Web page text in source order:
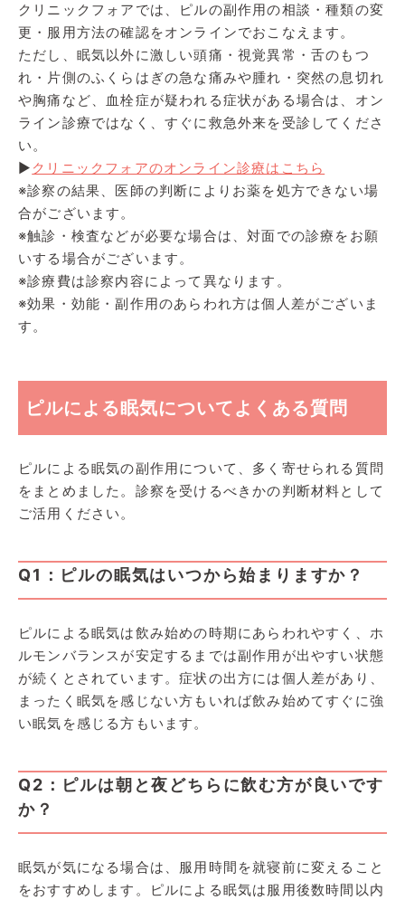
クリニックフォアでは、ピルの副作用の相談・種類の変
更・服用方法の確認をオンラインでおこなえます。
ただし、眠気以外に激しい頭痛・視覚異常・舌のもつ
れ・片側のふくらはぎの急な痛みや腫れ・突然の息切れ
や胸痛など、血栓症が疑われる症状がある場合は、オン
ライン診療ではなく、すぐに救急外来を受診してくださ
い。
▶ クリニックフォアのオンライン診療はこちら
※診察の結果、医師の判断によりお薬を処方できない場
合がございます。
※触診・検査などが必要な場合は、対面での診療をお願
いする場合がございます。
※診療費は診察内容によって異なります。
※効果・効能・副作用のあらわれ方は個人差がございま
す。
ピルによる眠気についてよくある質問
ピルによる眠気の副作用について、多く寄せられる質問
をまとめました。診察を受けるべきかの判断材料として
ご活用ください。
Q1：ピルの眠気はいつから始まりますか？
ピルによる眠気は飲み始めの時期にあらわれやすく、ホ
ルモンバランスが安定するまでは副作用が出やすい状態
が続くとされています。症状の出方には個人差があり、
まったく眠気を感じない方もいれば飲み始めてすぐに強
い眠気を感じる方もいます。
Q2：ピルは朝と夜どちらに飲む方が良いです
か？
眠気が気になる場合は、服用時間を就寝前に変えること
をおすすめします。ピルによる眠気は服用後数時間以内